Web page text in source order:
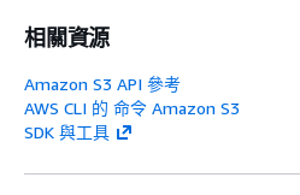
相關資源
Amazon S3 API 參考
AWS CLI 的 命令 Amazon S3
SDK 與工具